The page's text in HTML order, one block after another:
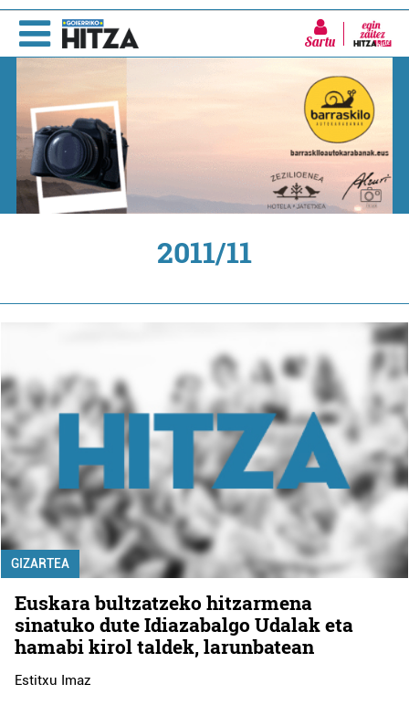
Sartu
2011/11
GIZARTEA
Euskara bultzatzeko hitzarmena
sinatuko dute Idiazabalgo Udalak eta
hamabi kirol taldek, larunbatean
Estitxu Imaz